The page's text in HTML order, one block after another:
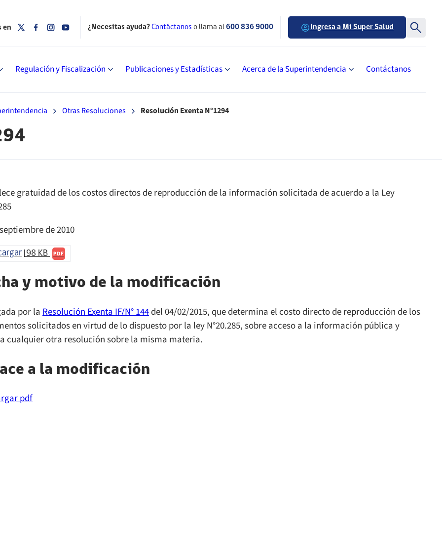
Regulación y Fiscalización Publicaciones y Estadísticas Acerca de la Superintendencia Contáctanos
en ¿Necesitas ayuda?Contáctanos o llama al600 836 9000 Ingresa a Mi Super Salud
Otras Resoluciones Resolución Exenta N°1294
gratuidad de los costos directos de reproducción de la información solicitada de acuerdo a la Ley
de 2010
98 KB PDF
y motivo de la modificación
por laResolución Exenta IF/N° 144del 04/02/2015, que determina el costo directo de reproducción de los
solicitados en virtud de lo dispuesto por la ley N°20.285, sobre acceso a la información pública y
cualquier otra resolución sobre la misma materia.
a la modificación
pdf